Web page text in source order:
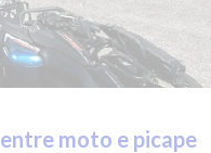
moto e picape